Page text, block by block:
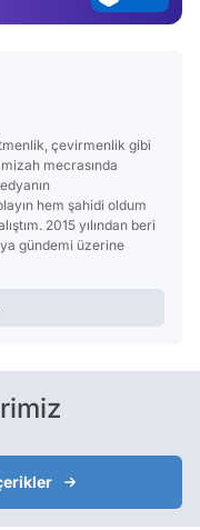
çevirmenlik gibi
mecrasında
hem şahidi oldum
2015 yılından beri
gündemi üzerine